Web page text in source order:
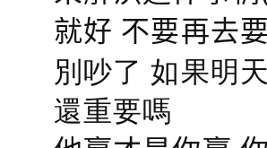
就好 不要再去
別吵了 如果明
還重要嗎